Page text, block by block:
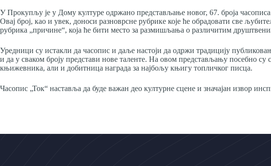
У Прокупљу је у Дому културе одржано представљање новог, 67. броја
Овај број, као и увек, доноси разноврсне рубрике које ће обрадовати све
рубрика „причине“, која ће бити место за размишљања о различитим
Уредници су истакли да часопис и даље настоји да одржи традицију
и да у сваком броју представи нове таленте. На овом представљању посебно су
књижевника, али и добитница награда за најбољу књигу топличког писца.
Часопис „Ток“ наставља да буде важан део културне сцене и значајан извор